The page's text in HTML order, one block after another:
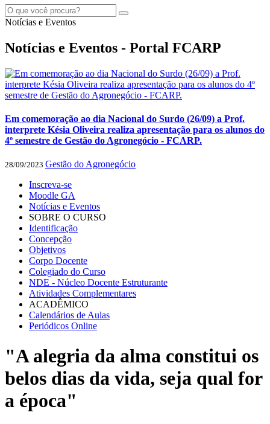
Notícias e Eventos
Notícias e Eventos - Portal FCARP
Em comemoração ao dia Nacional do Surdo (26/09) a Prof.
interprete Késia Oliveira realiza apresentação para os alunos do
4º semestre de Gestão do Agronegócio - FCARP.
28/09/2023 Gestão do Agronegócio
Inscreva-se
Moodle GA
Notícias e Eventos
SOBRE O CURSO
Identificação
Concepção
Objetivos
Corpo Docente
Colegiado do Curso
NDE - Núcleo Docente Estruturante
Atividades Complementares
ACADÊMICO
Calendários de Aulas
Periódicos Online
"A alegria da alma constitui os
belos dias da vida, seja qual for
a época"